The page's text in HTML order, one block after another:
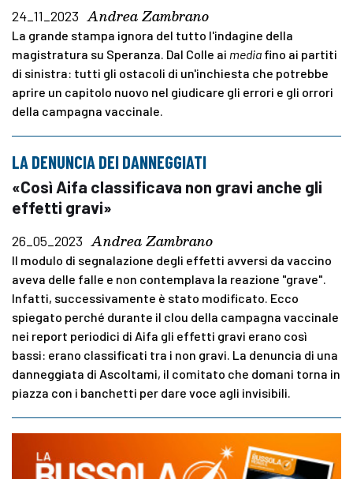
24_11_2023 Andrea Zambrano
La grande stampa ignora del tutto l'indagine della
magistratura su Speranza. Dal Colle ai media fino ai partiti
di sinistra: tutti gli ostacoli di un'inchiesta che potrebbe
aprire un capitolo nuovo nel giudicare gli errori e gli orrori
della campagna vaccinale.
LA DENUNCIA DEI DANNEGGIATI
«Così Aifa classificava non gravi anche gli
effetti gravi»
26_05_2023 Andrea Zambrano
Il modulo di segnalazione degli effetti avversi da vaccino
aveva delle falle e non contemplava la reazione "grave".
Infatti, successivamente è stato modificato. Ecco
spiegato perché durante il clou della campagna vaccinale
nei report periodici di Aifa gli effetti gravi erano così
bassi: erano classificati tra i non gravi. La denuncia di una
danneggiata di Ascoltami, il comitato che domani torna in
piazza con i banchetti per dare voce agli invisibili.